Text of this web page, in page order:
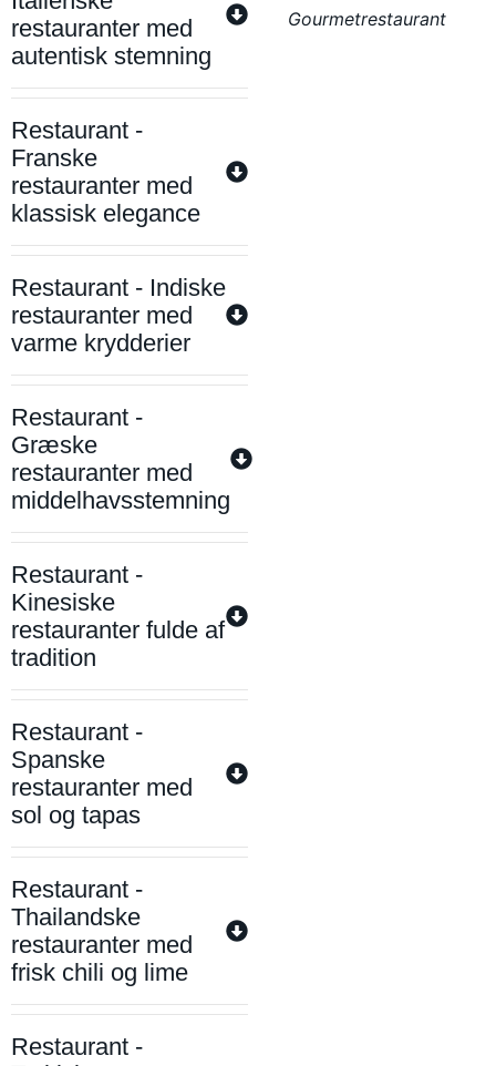
restauranter med
autentisk stemning
Restaurant -
Franske
restauranter med
klassisk elegance
Restaurant - Indiske
restauranter med
varme krydderier
Restaurant -
Græske
restauranter med
middelhavsstemning
Restaurant -
Kinesiske
restauranter fulde af
tradition
Restaurant -
Spanske
restauranter med
sol og tapas
Restaurant -
Thailandske
restauranter med
frisk chili og lime
Restaurant -
Gourmetrestaurant